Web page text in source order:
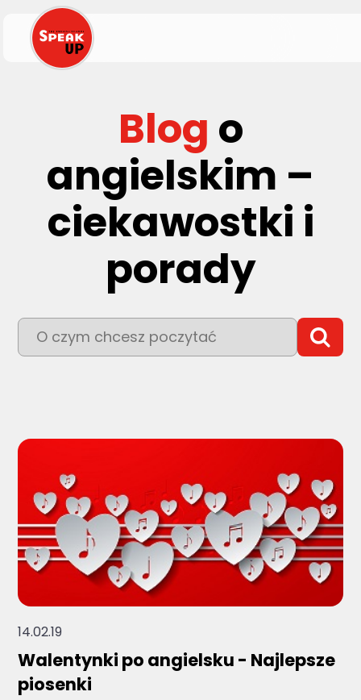
Blog o
angielskim –
ciekawostki i
porady
To pole wyszukiwania z
14.02.19
Walentynki po angielsku - Najlepsze
piosenki